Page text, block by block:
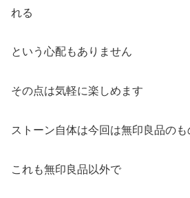
れる
という心配もありません
その点は気軽に楽しめます
ストーン自体は今回は無印良品の
これも無印良品以外で